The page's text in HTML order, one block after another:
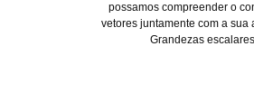
possamos compreender o
vetores juntamente com a sua
Grandezas escalares